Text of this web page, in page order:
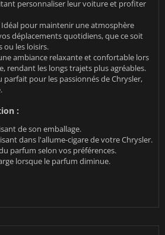
personnaliser leur voiture et profiter
Idéal pour maintenir une atmosphère
déplacements quotidiens, que ce soit
ou les loisirs.
ambiance relaxante et confortable lors
rendant les longs trajets plus agréables.
parfait pour les passionnés de Chrysler,
:
de son emballage.
dans l'allume-cigare de votre Chrysler.
parfum selon vos préférences.
lorsque le parfum diminue.